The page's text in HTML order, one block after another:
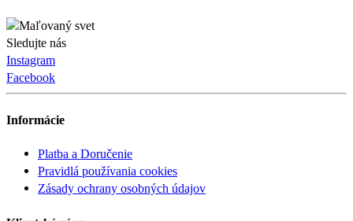
Sledujte nás
Instagram
Facebook
Informácie
Platba a Doručenie
Pravidlá používania cookies
Zásady ochrany osobných údajov